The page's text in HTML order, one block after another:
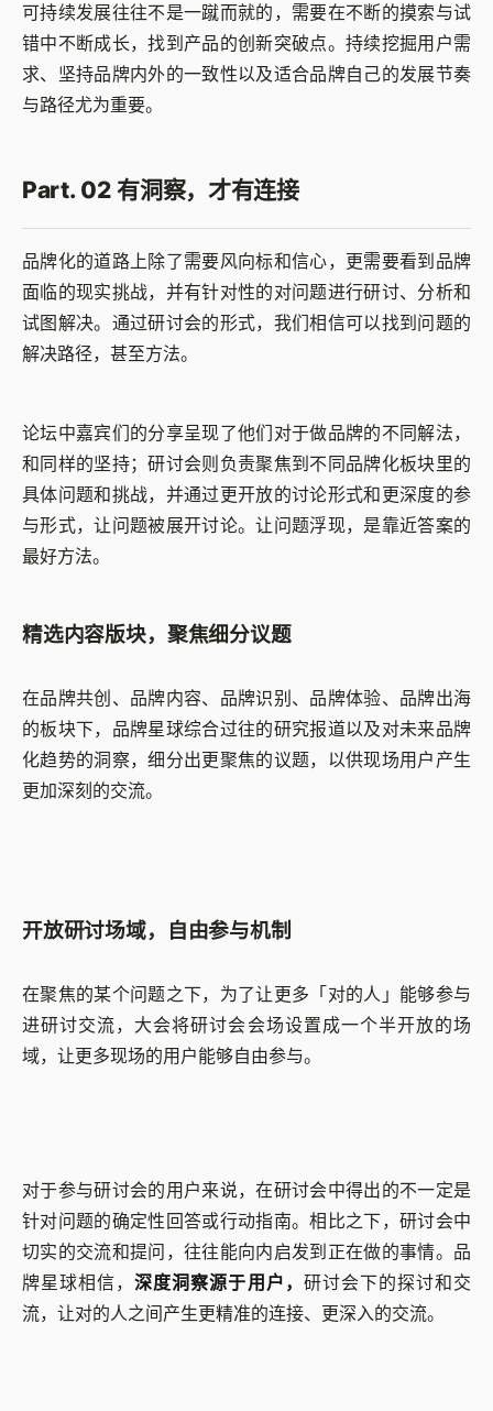
可持续发展往往不是一蹴而就的，需要在不断的摸索与试
错中不断成长，找到产品的创新突破点。持续挖掘用户需
求、坚持品牌内外的一致性以及适合品牌自己的发展节奏
与路径尤为重要。
Part. 02 有洞察，才有连接
品牌化的道路上除了需要风向标和信心，更需要看到品牌
面临的现实挑战，并有针对性的对问题进行研讨、分析和
试图解决。通过研讨会的形式，我们相信可以找到问题的
解决路径，甚至方法。
论坛中嘉宾们的分享呈现了他们对于做品牌的不同解法，
和同样的坚持；研讨会则负责聚焦到不同品牌化板块里的
具体问题和挑战，并通过更开放的讨论形式和更深度的参
与形式，让问题被展开讨论。让问题浮现，是靠近答案的
最好方法。
精选内容版块，聚焦细分议题
在品牌共创、品牌内容、品牌识别、品牌体验、品牌出海
的板块下，品牌星球综合过往的研究报道以及对未来品牌
化趋势的洞察，细分出更聚焦的议题，以供现场用户产生
更加深刻的交流。
开放研讨场域，自由参与机制
在聚焦的某个问题之下，为了让更多「对的人」能够参与
进研讨交流，大会将研讨会会场设置成一个半开放的场
域，让更多现场的用户能够自由参与。
对于参与研讨会的用户来说，在研讨会中得出的不一定是
针对问题的确定性回答或行动指南。相比之下，研讨会中
切实的交流和提问，往往能向内启发到正在做的事情。品
牌星球相信，深度洞察源于用户， 研讨会下的探讨和交
流，让对的人之间产生更精准的连接、更深入的交流。